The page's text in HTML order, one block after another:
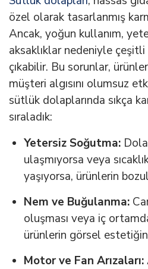
özel olarak tasarlanmış
Ancak, yoğun kullanım,
aksaklıklar nedeniyle
çıkabilir. Bu sorunlar,
müşteri algısını olumsuz
sütlük dolaplarında sıkça
sıraladık:
Yetersiz Soğutma:
ulaşmıyorsa veya
yaşıyorsa, ürünlerin
Nem ve Buğulanma:
oluşması veya iç
ürünlerin görsel
Motor ve Fan Arızaları: